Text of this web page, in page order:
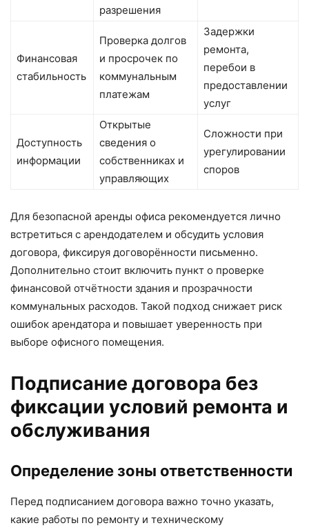
разрешения
Финансовая
стабильность
Проверка долгов
и просрочек по
коммунальным
платежам
Задержки
ремонта,
перебои в
предоставлении
услуг
Доступность
информации
Открытые
сведения о
собственниках и
управляющих
Сложности при
урегулировании
споров
Для безопасной аренды офиса рекомендуется лично
встретиться с арендодателем и обсудить условия
договора, фиксируя договорённости письменно.
Дополнительно стоит включить пункт о проверке
финансовой отчётности здания и прозрачности
коммунальных расходов. Такой подход снижает риск
ошибок арендатора и повышает уверенность при
выборе офисного помещения.
Подписание договора без
фиксации условий ремонта и
обслуживания
Определение зоны ответственности
Перед подписанием договора важно точно указать,
какие работы по ремонту и техническому